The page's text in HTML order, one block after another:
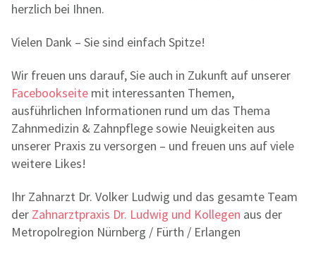
herzlich bei Ihnen.
Vielen Dank – Sie sind einfach Spitze!
Wir freuen uns darauf, Sie auch in Zukunft auf unserer
Facebookseite mit interessanten Themen,
ausführlichen Informationen rund um das Thema
Zahnmedizin & Zahnpflege sowie Neuigkeiten aus
unserer Praxis zu versorgen – und freuen uns auf viele
weitere Likes!
Ihr Zahnarzt Dr. Volker Ludwig und das gesamte Team
der Zahnarztpraxis Dr. Ludwig und Kollegen aus der
Metropolregion Nürnberg / Fürth / Erlangen